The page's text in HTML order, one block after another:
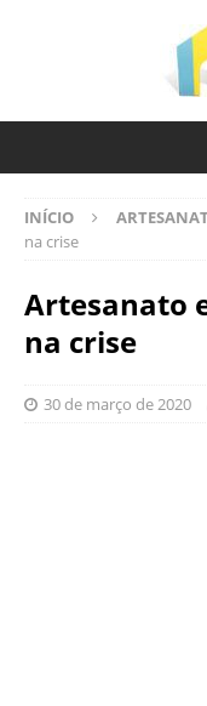
INÍCIO
na crise
Artesanato
na crise
30 de março de 2020